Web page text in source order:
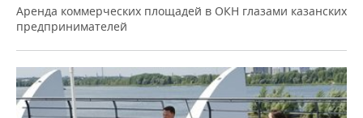
Аренда коммерческих площадей в ОКН глазами казанских
предпринимателей